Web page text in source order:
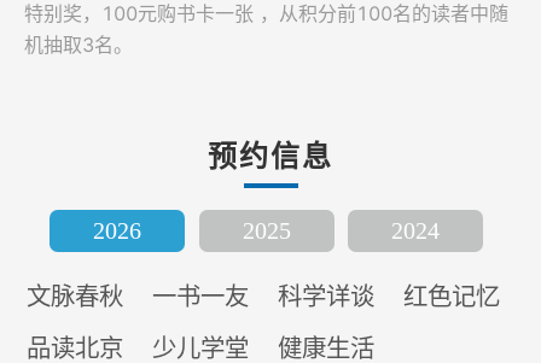
特别奖，100元购书卡一张 ，从积分前100名的读者中随
机抽取3名。
预约信息
2026 2025 2024
文脉春秋 一书一友 科学详谈
红色记忆
品读北京
少儿学堂 健康生活